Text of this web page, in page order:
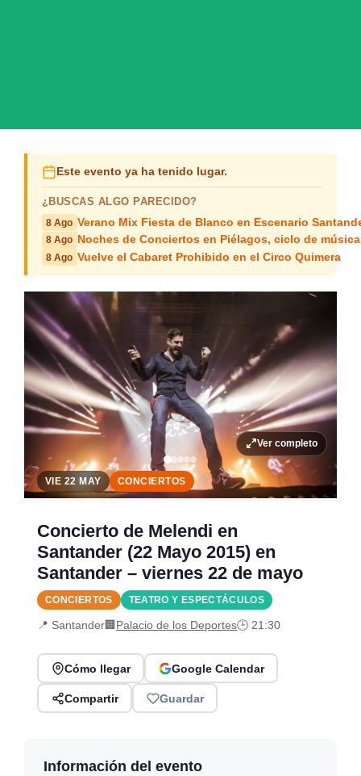
Este evento ya ha tenido lugar.
¿BUSCAS ALGO PARECIDO?
8 Ago Verano Mix Fiesta de Blanco en Escenario
8 Ago Noches de Conciertos en Piélagos, ciclo de
8 Ago Vuelve el Cabaret Prohibido en el Circo Quimera
Ver completo
VIE 22 MAY CONCIERTOS
Concierto de Melendi en
Santander (22 Mayo 2015) en
Santander – viernes 22 de mayo
CONCIERTOS TEATRO Y ESPECTÁCULOS
📍 Santander🏢 Palacio de los Deportes🕒 21:30
Cómo llegar Google Calendar
Compartir Guardar
Información del evento